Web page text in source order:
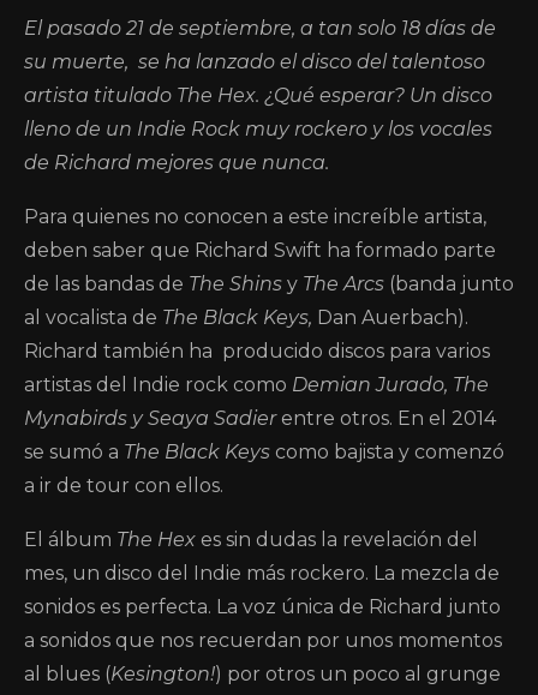
El pasado 21 de septiembre, a tan solo 18 días de
su muerte, se ha lanzado el disco del talentoso
artista titulado The Hex. ¿Qué esperar? Un disco
lleno de un Indie Rock muy rockero y los vocales
de Richard mejores que nunca.
Para quienes no conocen a este increíble artista,
deben saber que Richard Swift ha formado parte
de las bandas de The Shins y The Arcs (banda junto
al vocalista de The Black Keys, Dan Auerbach).
Richard también ha producido discos para varios
artistas del Indie rock como Demian Jurado, The
Mynabirds y Seaya Sadierentre otros. En el 2014
se sumó a The Black Keys como bajista y comenzó
a ir de tour con ellos.
El álbum The Hex es sin dudas la revelación del
mes, un disco del Indie más rockero. La mezcla de
sonidos es perfecta. La voz única de Richard junto
a sonidos que nos recuerdan por unos momentos
al blues (Kesington!) por otros un poco al grunge